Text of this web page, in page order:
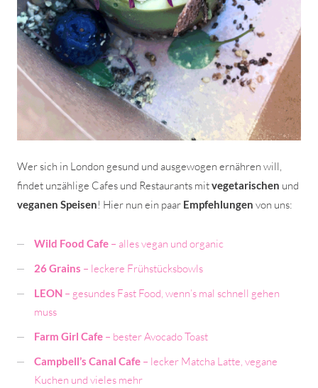
Wer sich in London gesund und ausgewogen ernähren will,
findet unzählige Cafes und Restaurants mitvegetarischen und
veganen Speisen! Hier nun ein paar Empfehlungen von uns:
Wild Food Cafe – alles vegan und organic
26 Grains – leckere Frühstücksbowls
LEON – gesundes Fast Food, wenn’s mal schnell gehen
muss
Farm Girl Cafe – bester Avocado Toast
Campbell’s Canal Cafe – lecker Matcha Latte, vegane
Kuchen und vieles mehr